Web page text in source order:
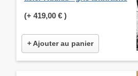
(+ 419,00 € )
+ Ajouter au panier